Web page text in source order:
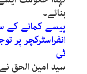
بنائے۔
پیسے کمانے کے
انفراسٹرکچر پر
ٹی
سید امین الحق